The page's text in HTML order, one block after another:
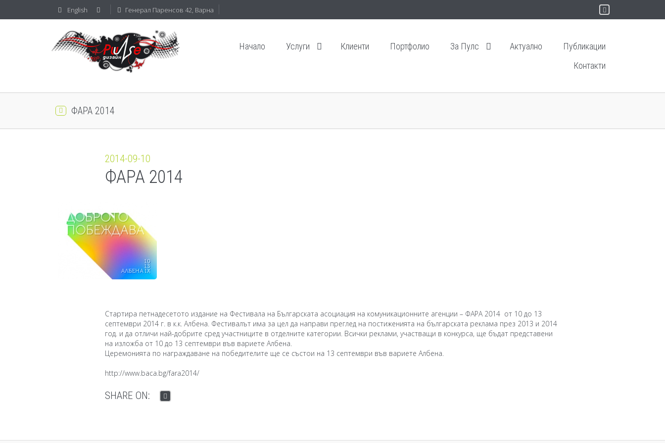
English Генерал Паренсов 42, Варна
Начало Услуги Клиенти Портфолио За Пулс Актуално
Публикации
Контакти
ФАРА 2014
2014-09-10
ФАРА 2014
Стартира петнадесетото издание на Фестивала на Българската асоциация на комуникационните агенции – ФАРА 2014 от 10 до 13
септември 2014 г. в к.к. Албена. Фестивалът има за цел да направи преглед на постиженията на българската реклама през 2013 и 2014
год. и да отличи най-добрите сред участниците в отделните категории. Всички реклами, участващи в конкурса, ще бъдат представени
на изложба от 10 до 13 септември във вариете Албена.
Церемонията по награждаване на победителите ще се състои на 13 септември във вариете Албена.
http://www.baca.bg/fara2014/
SHARE ON: